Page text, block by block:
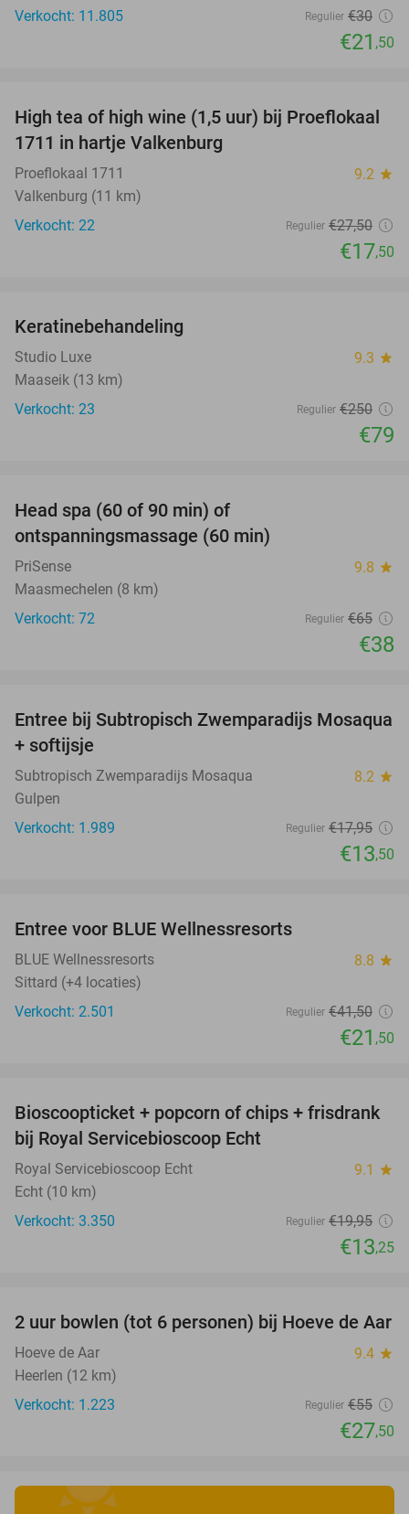
Verkocht: 11.805 Regulier €30
€21 ,50
36%
High tea of high wine (1,5 uur) bij Proeflokaal
1711 in hartje Valkenburg
Proeflokaal 1711 9.2 star
Valkenburg (11 km)
Verkocht: 22
Regulier €27,50
€17,50
Keratinebehandeling
Studio Luxe 9.3 star
Maaseik (13 km)
Verkocht: 23
Regulier €250
€79
Head spa (60 of 90 min) of
ontspanningsmassage (60 min)
PriSense 9.8 star
Maasmechelen (8 km)
Verkocht: 72
Regulier €65
€38
25%
Entree bij Subtropisch Zwemparadijs Mosaqua
+ softijsje
Subtropisch Zwemparadijs Mosaqua 8.2 star
Gulpen
Verkocht: 1.989
Regulier €17,95
€13,50
Entree voor BLUE Wellnessresorts
BLUE Wellnessresorts 8.8 star
Sittard (+4 locaties)
Verkocht: 2.501
Regulier €41,50
€21 ,50
34%
Bioscoopticket + popcorn of chips + frisdrank
bij Royal Servicebioscoop Echt
Royal Servicebioscoop Echt 9.1 star
Echt (10 km)
Verkocht: 3.350
Regulier €19,95
€13,25
50%
2 uur bowlen (tot 6 personen) bij Hoeve de Aar
Hoeve de Aar 9.4 star
Heerlen (12 km)
Verkocht: 1.223
Regulier €55
€27,50